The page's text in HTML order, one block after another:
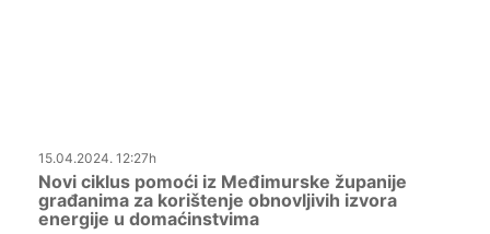
15.04.2024. 12:27h
Novi ciklus pomoći iz Međimurske županije
građanima za korištenje obnovljivih izvora
energije u domaćinstvima